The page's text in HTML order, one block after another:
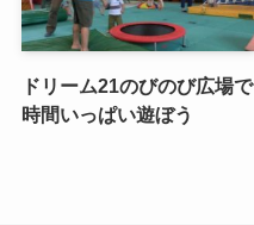
ドリーム21のびのび広場で
時間いっぱい遊ぼう